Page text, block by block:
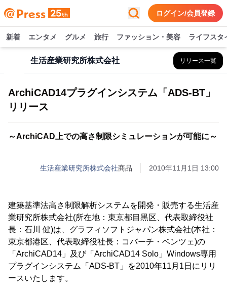
ログイン/会員登録
新着 エンタメ グルメ 旅行 ファッション・美容 ライフスタ
生活産業研究所株式会社 リリース一覧
ArchiCAD14プラグインシステム「ADS-BT」
リリース
～ArchiCAD上での高さ制限シミュレーションが可能に～
生活産業研究所株式会社商品 2010年11月1日 13:00
建築基準法高さ制限解析システムを開発・販売する生活産
業研究所株式会社(所在地：東京都目黒区、代表取締役社
長：石川 健)は、グラフィソフトジャパン株式会社(本社：
東京都港区、代表取締役社長：コバーチ・ベンツェ)の
「ArchiCAD14」及び「ArchiCAD14 Solo」Windows専用
プラグインシステム「ADS-BT」を2010年11月1日にリリ
ースいたします。